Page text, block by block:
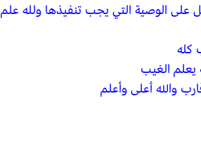
الوصية التي يجب تنفيذها ولله علم
كله
يعلم الغيب
والله أعلى وأعلم